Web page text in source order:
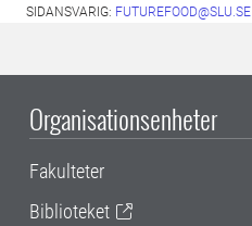
SIDANSVARIG: FUTUREFOOD@SLU.SE
Organisationsenheter
Fakulteter
Biblioteket